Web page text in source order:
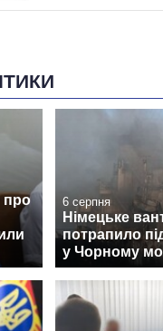
про
6 серпня
Німецьке
потрапило
у Чорному